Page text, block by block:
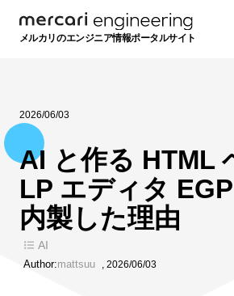
メルカリのエンジニア情報ポータルサイト
2026/06/03
AI と作る HTML
LP エディタ
内製した理由
AI
Author:mattsuu , 2026/06/03